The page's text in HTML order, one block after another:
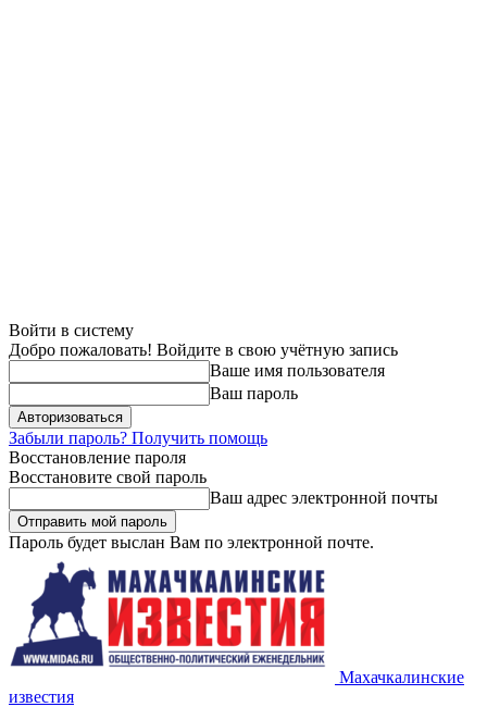
Войти в систему
Добро пожаловать! Войдите в свою учётную запись
Ваше имя пользователя
Ваш пароль
Забыли пароль? Получить помощь
Восстановление пароля
Восстановите свой пароль
Ваш адрес электронной почты
Пароль будет выслан Вам по электронной почте.
Махачкалинские
известия